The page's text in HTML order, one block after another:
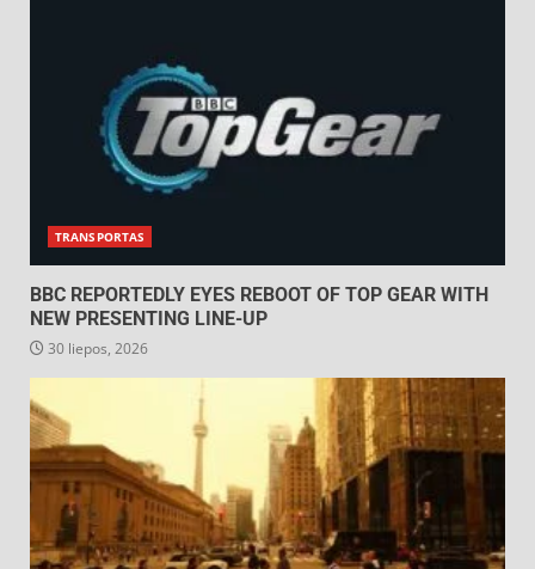
TRANSPORTAS
BBC REPORTEDLY EYES REBOOT OF TOP GEAR WITH
NEW PRESENTING LINE-UP
30 liepos, 2026